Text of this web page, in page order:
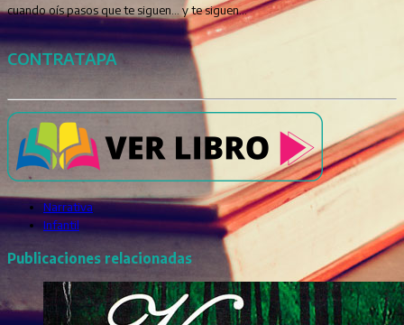
cuando oís pasos que te siguen... y te siguen...
CONTRATAPA
Narrativa
Infantil
Publicaciones relacionadas